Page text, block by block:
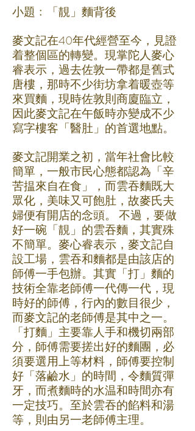
小題﹕「靚」麵背後
麥文記在40年代經營至今，見證
着整個區的轉變。現掌陀人麥心
睿表示，過去佐敦一帶都是舊式
唐樓，那時不少街坊拿着暖壺等
來買麵，現時佐敦則商廈臨立，
因此麥文記在午飯時亦變成不少
寫字樓客「醫肚」的首選地點。
麥文記開業之初，當年社會比較
簡單，一般市民心態都認為「辛
苦揾來自在食」，而雲吞麵既大
眾化，美味又可飽肚，故麥氏夫
婦便有開店的念頭。 不過，要做
好一碗「靚」的雲吞麵，其實殊
不簡單。麥心睿表示，麥文記自
設工場，雲吞和麵都是由該店的
師傅一手包辦。其實「打」麵的
技術全靠老師傅一代傳一代，現
時好的師傅，行內的數目很少，
而麥文記的老師傅是其中之一。
「打麵」主要靠人手和機切兩部
分，師傅需要搓出好的麵團，必
須要選用上等材料，師傅要控制
好「落鹼水」的時間，令麵質彈
牙，而煮麵時的水温和時間亦有
一定技巧。至於雲吞的餡料和湯
等，則由另一老師傅主理。